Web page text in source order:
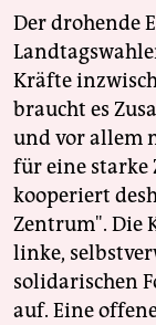
Der drohende
Kräfte
braucht es
und vor allem
für eine starke
kooperiert
Zentrum". Die
linke,
solidarischen
auf. Eine